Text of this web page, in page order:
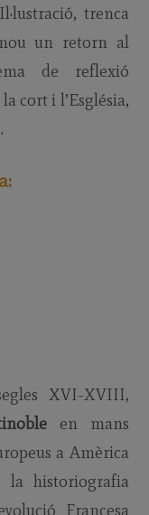
trenca
un retorn al
de reflexió
cort i l’Església,
XVI-XVIII,
en mans
a Amèrica
la historiografia
Francesa